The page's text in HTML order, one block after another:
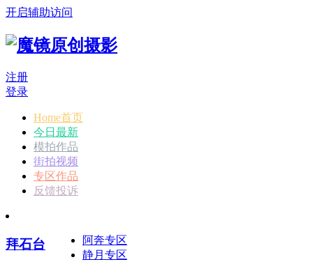
开启辅助访问
注册
登录
Home首页
今日最新
模拍作品
街拍视频
专区作品
反馈投诉
拜石台
阿奔专区
静月专区